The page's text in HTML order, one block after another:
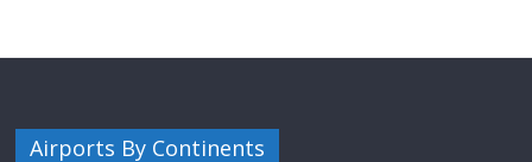
Airports By Continents